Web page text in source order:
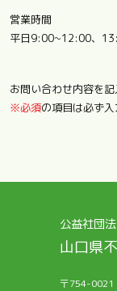
営業時間
平日9:00~12:00、
お問い合わせ内容を記
※必須の項目は必ず入
公益社団
山口県
〒754-0021